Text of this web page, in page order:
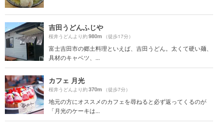
吉田うどんふじや
桜井うどんより約980m （徒歩17分）
富士吉田市の郷土料理といえば、吉田うどん。太くて硬い麺、
具材のキャベツ、...
カフェ 月光
桜井うどんより約370m （徒歩7分）
地元の方にオススメのカフェを尋ねると必ず返ってくるのが
「月光のケーキは...